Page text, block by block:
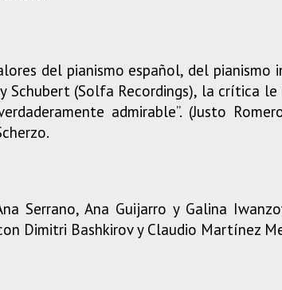
del pianismo español, del pianismo
(Solfa Recordings), la crítica
admirable”. (Justo
Serrano, Ana Guijarro y Galina
Dimitri Bashkirov y Claudio Martínez